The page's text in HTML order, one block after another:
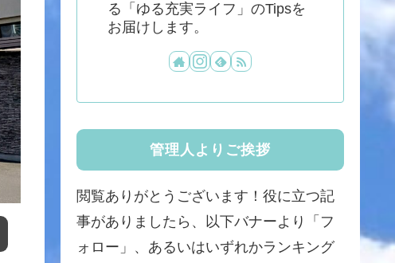
る「ゆる充実ライフ」のTipsを
お届けします。
管理人よりご挨拶
閲覧ありがとうございます！役に立つ記
事がありましたら、以下バナーより「フ
ォロー」、あるいはいずれかランキング